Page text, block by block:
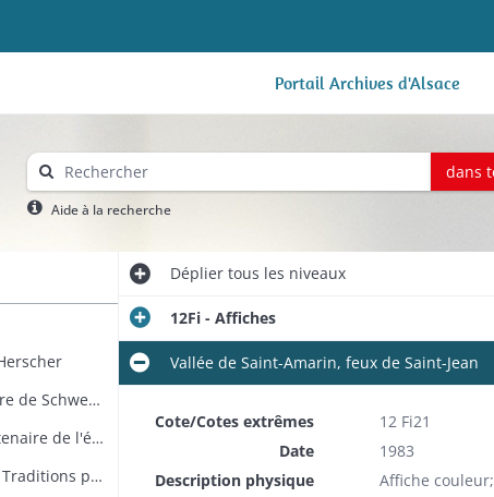
Portail Archives d'Alsace
dans
Aide à la recherche
Kientzheim, 4e centenaire de la mort de Lazare de Schwendi
Guebwiller, exposition à l'occasion du 8e centenaire de l'église Saint-Léger
Guebwiller, musée du Florival, art et histoire. Traditions populaires céramiques de Théodore Deck
Dépliertous les niveaux
12Fi - Affiches
Vallée de Saint-Amarin, feux de Saint-Jean
Cote/Cotes extrêmes
12 Fi21
Date
1983
Description physique
Affiche